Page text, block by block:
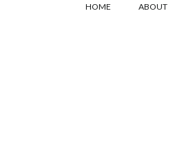
HOME ABOUT